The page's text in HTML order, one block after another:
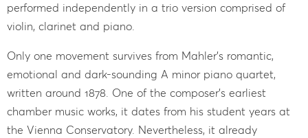
performed independently in a trio version comprised of
violin, clarinet and piano.
Only one movement survives from Mahler’s romantic,
emotional and dark-sounding A minor piano quartet,
written around 1878. One of the composer’s earliest
chamber music works, it dates from his student years at
the Vienna Conservatory. Nevertheless, it already